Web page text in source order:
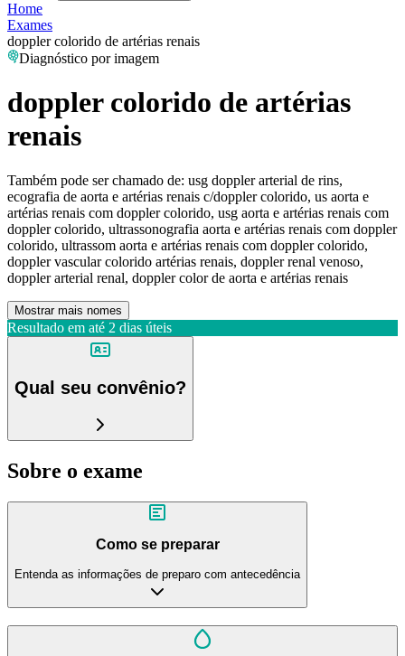
Home
Exames
doppler colorido de artérias renais
Diagnóstico por imagem
doppler colorido de artérias
renais
Também pode ser chamado de: usg doppler arterial de rins,
ecografia de aorta e artérias renais c/doppler colorido, us aorta e
artérias renais com doppler colorido, usg aorta e artérias renais com
doppler colorido, ultrassonografia aorta e artérias renais com doppler
colorido, ultrassom aorta e artérias renais com doppler colorido,
doppler vascular colorido artérias renais, doppler renal venoso,
doppler arterial renal, doppler color de aorta e artérias renais
Mostrar mais nomes
Resultado em até 2 dias úteis
Qual seu convênio?
Sobre o exame
Como se preparar
Entenda as informações de preparo com antecedência